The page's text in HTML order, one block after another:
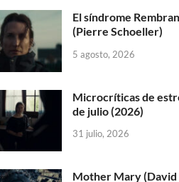
El síndrome
(Pierre Schoeller)
5 agosto, 2026
Microcríticas de
de julio (2026)
31 julio, 2026
Mother Mary (David